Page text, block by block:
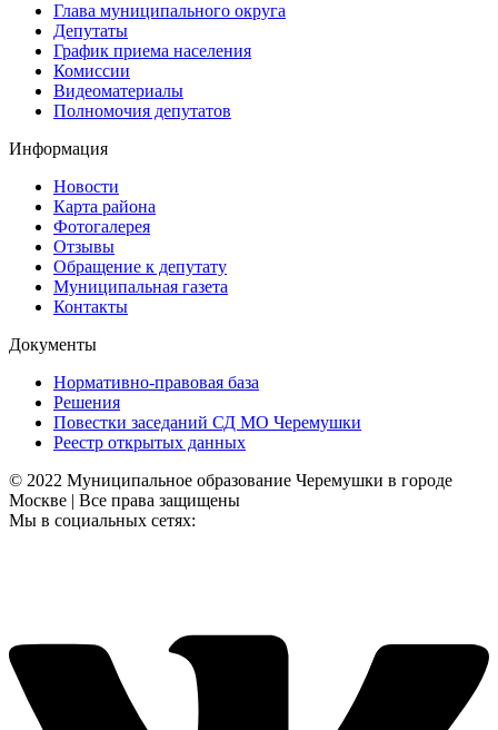
Глава муниципального округа
Депутаты
График приема населения
Комиссии
Видеоматериалы
Полномочия депутатов
Информация
Новости
Карта района
Фотогалерея
Отзывы
Обращение к депутату
Муниципальная газета
Контакты
Документы
Нормативно-правовая база
Решения
Повестки заседаний СД МО Черемушки
Реестр открытых данных
© 2022 Муниципальное образование Черемушки в городе
Москве | Все права защищены
Мы в социальных сетях: